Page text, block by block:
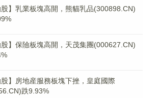
股】乳業板塊高開，熊貓乳品(300898.CN)
股】保險板塊高開，天茂集團(000627.CN)
股】房地産服務板塊下挫，皇庭國際
跌9.93%